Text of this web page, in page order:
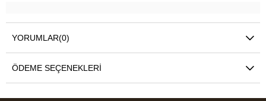
YORUMLAR(0)
ÖDEME SEÇENEKLERI